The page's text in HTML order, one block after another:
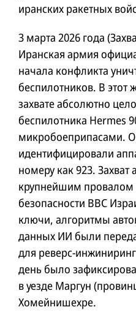
иранских ракетных
3 марта 2026 года
Иранская армия
начала конфликта
беспилотников. В
захвате абсолютно
беспилотника Hermes
микробоеприпасами.
идентифицировали
номеру как 923. Захват
крупнейшим провалом
безопасности ВВС
ключи, алгоритмы
данных ИИ были
для реверс-
день было
в уезде Маргун
Хомейнишехре.